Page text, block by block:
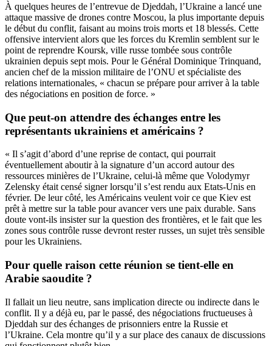
À quelques heures de l’entrevue de Djeddah, l’Ukraine a lancé une
attaque massive de drones contre Moscou, la plus importante depuis
le début du conflit, faisant au moins trois morts et 18 blessés. Cette
offensive intervient alors que les forces du Kremlin semblent sur le
point de reprendre Koursk, ville russe tombée sous contrôle
ukrainien depuis sept mois. Pour le Général Dominique Trinquand,
ancien chef de la mission militaire de l’ONU et spécialiste des
relations internationales, « chacun se prépare pour arriver à la table
des négociations en position de force. »
Que peut-on attendre des échanges entre les
représentants ukrainiens et américains ?
« Il s’agit d’abord d’une reprise de contact, qui pourrait
éventuellement aboutir à la signature d’un accord autour des
ressources minières de l’Ukraine, celui-là même que Volodymyr
Zelensky était censé signer lorsqu’il s’est rendu aux Etats-Unis en
février. De leur côté, les Américains veulent voir ce que Kiev est
prêt à mettre sur la table pour avancer vers une paix durable. Sans
doute vont-ils insister sur la question des frontières, et le fait que les
zones sous contrôle russe devront rester russes, un sujet très sensible
pour les Ukrainiens.
Pour quelle raison cette réunion se tient-elle en
Arabie saoudite ?
Il fallait un lieu neutre, sans implication directe ou indirecte dans le
conflit. Il y a déjà eu, par le passé, des négociations fructueuses à
Djeddah sur des échanges de prisonniers entre la Russie et
l’Ukraine. Cela montre qu’il y a sur place des canaux de discussions